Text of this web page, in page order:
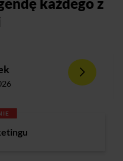
każdego z